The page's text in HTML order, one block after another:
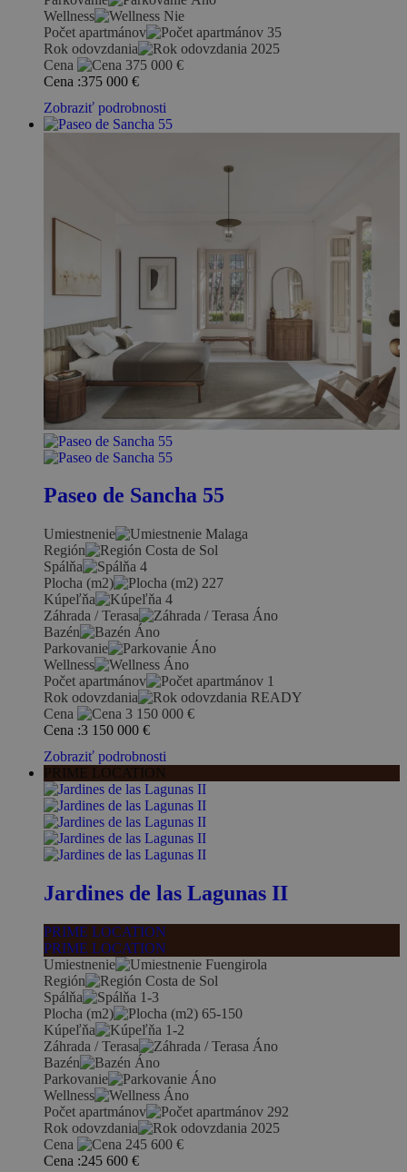
Wellness
Nie
Počet apartmánov
35
Rok odovzdania
2025
Cena
375 000 €
Cena :375 000 €
Zobraziť podrobnosti
Paseo de Sancha 55
Umiestnenie
Malaga
Región
Costa de Sol
Spálňa
4
Plocha (m2)
227
Kúpeľňa
4
Záhrada / Terasa
Áno
Bazén
Áno
Parkovanie
Áno
Wellness
Áno
Počet apartmánov
1
Rok odovzdania
READY
Cena
3 150 000 €
Cena :3 150 000 €
Zobraziť podrobnosti
PRIME LOCATION
Jardines de las Lagunas II
PRIME LOCATION
PRIME LOCATION
Umiestnenie
Fuengirola
Región
Costa de Sol
Spálňa
1-3
Plocha (m2)
65-150
Kúpeľňa
1-2
Záhrada / Terasa
Áno
Bazén
Áno
Parkovanie
Áno
Wellness
Áno
Počet apartmánov
292
Rok odovzdania
2025
Cena
245 600 €
Cena :245 600 €